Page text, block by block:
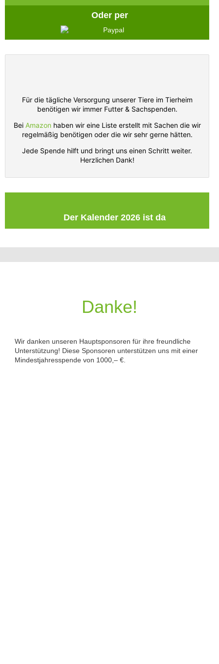
Oder per
Für die tägliche Versorgung unserer Tiere im Tierheim
benötigen wir immer Futter & Sachspenden.
Bei Amazon haben wir eine Liste erstellt mit Sachen die wir
regelmäßig benötigen oder die wir sehr gerne hätten.
Jede Spende hilft und bringt uns einen Schritt weiter.
Herzlichen Dank!
Der Kalender 2026 ist da
Danke!
Wir danken unseren Hauptsponsoren für ihre freundliche
Unterstützung! Diese Sponsoren unterstützen uns mit einer
Mindestjahresspende von 1000,– €.